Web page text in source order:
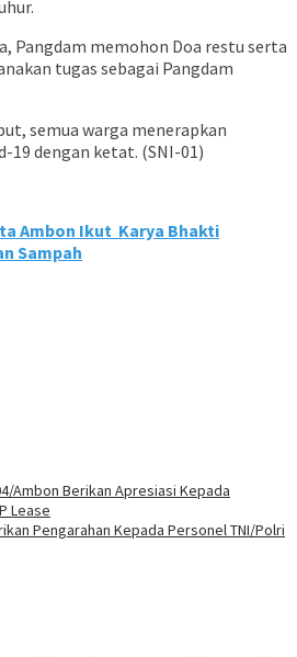
Pangdam memohon Doa restu serta
tugas sebagai Pangdam
semua warga menerapkan
19 dengan ketat. (SNI-01)
Ambon Ikut Karya Bhakti
Sampah
Ambon Berikan Apresiasi Kepada
Lease
Pengarahan Kepada Personel TNI/Polri